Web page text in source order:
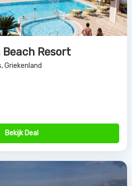
Resort
Griekenland
Bekijk Deal